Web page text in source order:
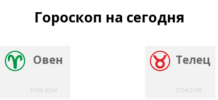
Гороскоп на сегодня
Овен
21.03-20.04
Телец
21.04-21.05